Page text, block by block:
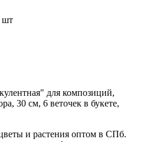
шт
для композиций,
30 см, 6 веточек в букете,
и растения оптом в СПб.